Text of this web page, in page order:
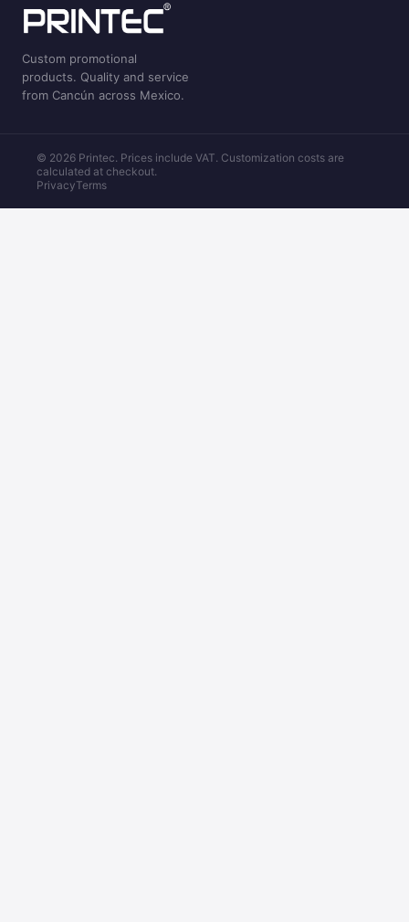
Custom promotional
products. Quality and service
from Cancún across Mexico.
© 2026 Printec. Prices include VAT. Customization costs are
calculated at checkout.
PrivacyTerms